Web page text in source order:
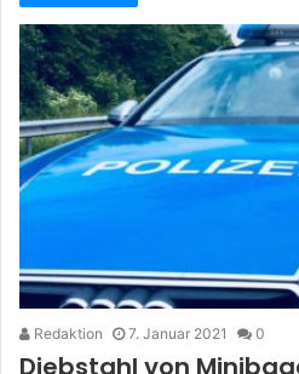
Redaktion 7. Januar 2021 0
Diebstahl von